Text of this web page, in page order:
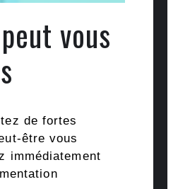
vous
de fortes
être vous
immédiatement